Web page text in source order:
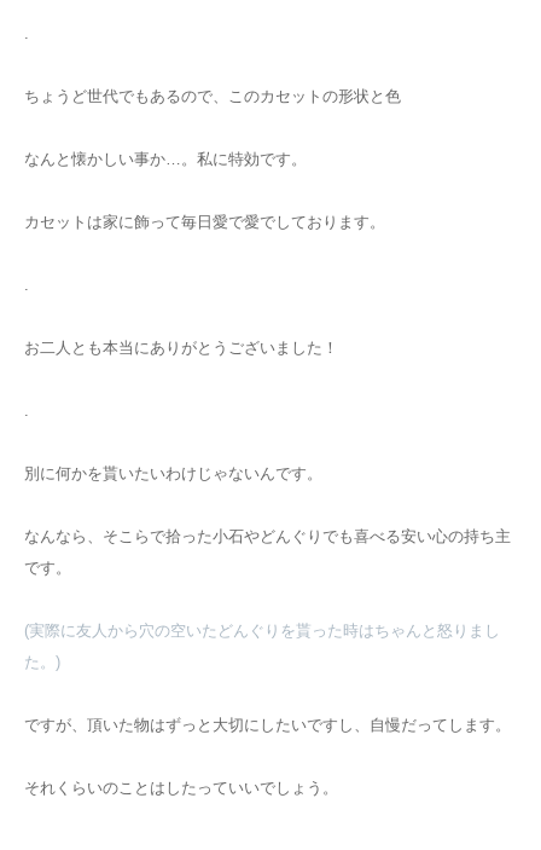
ちょうど世代でもあるので、このカセットの形状と色
なんと懐かしい事か…。私に特効です。
カセットは家に飾って毎日愛で愛でしております。
お二人とも本当にありがとうございました！
別に何かを貰いたいわけじゃないんです。
なんなら、そこらで拾った小石やどんぐりでも喜べる安い心の持ち主
です。
(実際に友人から穴の空いたどんぐりを貰った時はちゃんと怒りまし
た。)
ですが、頂いた物はずっと大切にしたいですし、自慢だってします。
それくらいのことはしたっていいでしょう。